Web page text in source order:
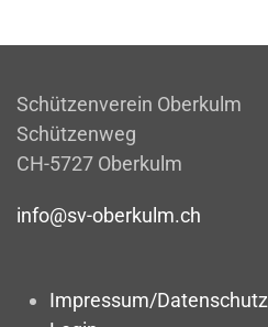
Schützenverein Oberkulm
Schützenweg
CH-5727 Oberkulm
info@sv-oberkulm.ch
Impressum/Datenschutz